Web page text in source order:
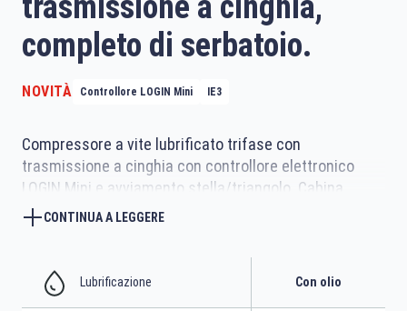
completo di serbatoio.
NOVITÀ Controllore LOGIN Mini IE3
Compressore a vite lubrificato trifase con
trasmissione a cinghia con controllore elettronico
LOGIN Mini e avviamento stella/triangolo. Cabina
insonorizzata in lamiera verniciata e completo di
serbatoio da 270 litri
CONTINUA A LEGGERE
Lubrificazione Con olio